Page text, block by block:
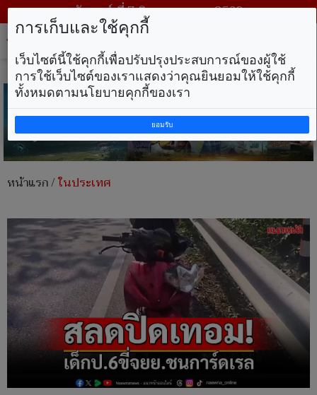
วันศุกร์ ที่ 7 สิงหาคม พ.ศ. 2569
หน้าแรก/ในประเทศ
การเก็บและใช้คุกกี้
เว็บไซต์นี้ใช้คุกกี้เพื่อปรับปรุงประสบการณ์ของผู้ใช้
การใช้เว็บไซต์ของเราแสดงว่าคุณยินยอมให้ใช้คุกกี้
ทั้งหมดตามนโยบายคุกกี้ของเรา
ยอมรับ